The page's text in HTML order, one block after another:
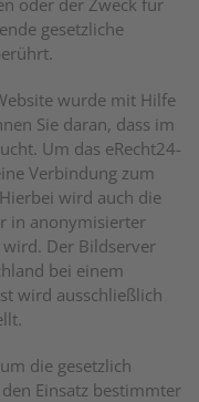
oder der Zweck für
gesetzliche
wurde mit Hilfe
Sie daran, dass im
Um das eRecht24-
Verbindung zum
wird auch die
in anonymisierter
wird. Der Bildserver
bei einem
wird ausschließlich
die gesetzlich
Einsatz bestimmter